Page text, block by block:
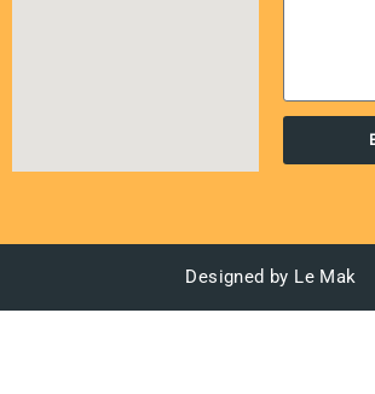
Designed by Le Mak